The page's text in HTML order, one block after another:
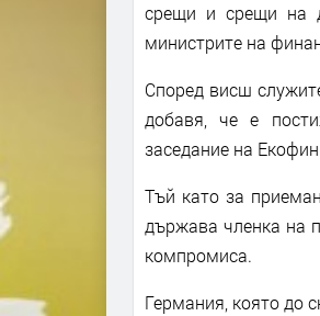
срещи и срещи на
министрите на
Според висш
добавя, че е
заседание на
Тъй като за
държава членка на
компромиса.
Германия, която до